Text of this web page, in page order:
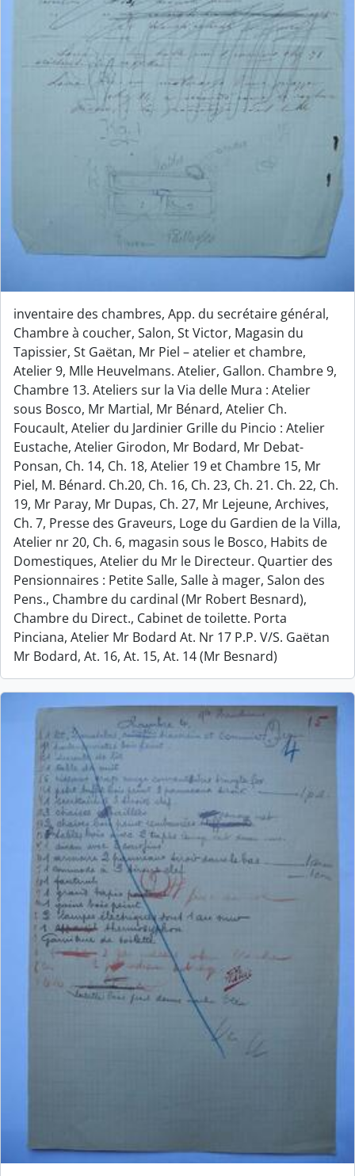
inventaire des chambres, App. du secrétaire général,
Chambre à coucher, Salon, St Victor, Magasin du
Tapissier, St Gaëtan, Mr Piel – atelier et chambre,
Atelier 9, Mlle Heuvelmans. Atelier, Gallon. Chambre 9,
Chambre 13. Ateliers sur la Via delle Mura : Atelier
sous Bosco, Mr Martial, Mr Bénard, Atelier Ch.
Foucault, Atelier du Jardinier Grille du Pincio : Atelier
Eustache, Atelier Girodon, Mr Bodard, Mr Debat-
Ponsan, Ch. 14, Ch. 18, Atelier 19 et Chambre 15, Mr
Piel, M. Bénard. Ch.20, Ch. 16, Ch. 23, Ch. 21. Ch. 22, Ch.
19, Mr Paray, Mr Dupas, Ch. 27, Mr Lejeune, Archives,
Ch. 7, Presse des Graveurs, Loge du Gardien de la Villa,
Atelier nr 20, Ch. 6, magasin sous le Bosco, Habits de
Domestiques, Atelier du Mr le Directeur. Quartier des
Pensionnaires : Petite Salle, Salle à mager, Salon des
Pens., Chambre du cardinal (Mr Robert Besnard),
Chambre du Direct., Cabinet de toilette. Porta
Pinciana, Atelier Mr Bodard At. Nr 17 P.P. V/S. Gaëtan
Mr Bodard, At. 16, At. 15, At. 14 (Mr Besnard)